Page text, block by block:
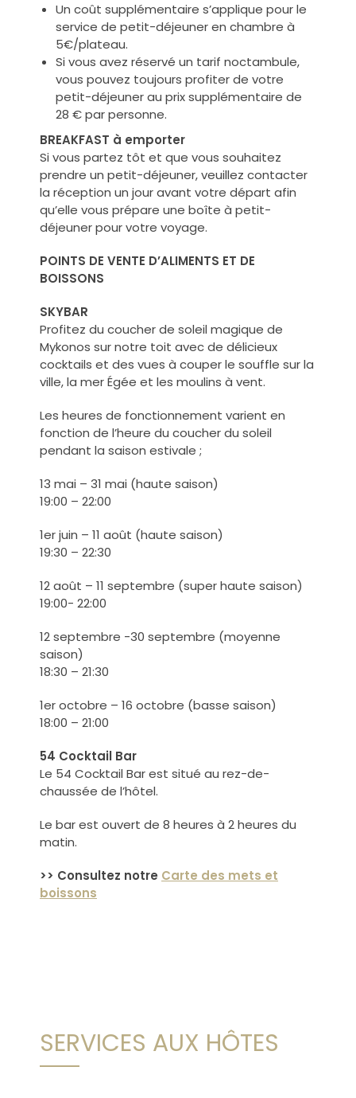
Un coût supplémentaire s’applique pour le
service de petit-déjeuner en chambre à
5€/plateau.
Si vous avez réservé un tarif noctambule,
vous pouvez toujours profiter de votre
petit-déjeuner au prix supplémentaire de
28 € par personne.
BREAKFAST à emporter
Si vous partez tôt et que vous souhaitez
prendre un petit-déjeuner, veuillez contacter
la réception un jour avant votre départ afin
qu’elle vous prépare une boîte à petit-
déjeuner pour votre voyage.
POINTS DE VENTE D’ALIMENTS ET DE
BOISSONS
SKYBAR
Profitez du coucher de soleil magique de
Mykonos sur notre toit avec de délicieux
cocktails et des vues à couper le souffle sur la
ville, la mer Égée et les moulins à vent.
Les heures de fonctionnement varient en
fonction de l’heure du coucher du soleil
pendant la saison estivale ;
13 mai – 31 mai (haute saison)
19:00 – 22:00
1er juin – 11 août (haute saison)
19:30 – 22:30
12 août – 11 septembre (super haute saison)
19:00- 22:00
12 septembre -30 septembre (moyenne
saison)
18:30 – 21:30
1er octobre – 16 octobre (basse saison)
18:00 – 21:00
54 Cocktail Bar
Le 54 Cocktail Bar est situé au rez-de-
chaussée de l’hôtel.
Le bar est ouvert de 8 heures à 2 heures du
matin.
>> Consultez notre Carte des mets et
boissons
SERVICES AUX HÔTES